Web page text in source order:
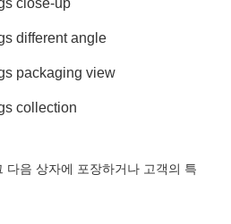
다음 상자에 포장하거나 고객의 특